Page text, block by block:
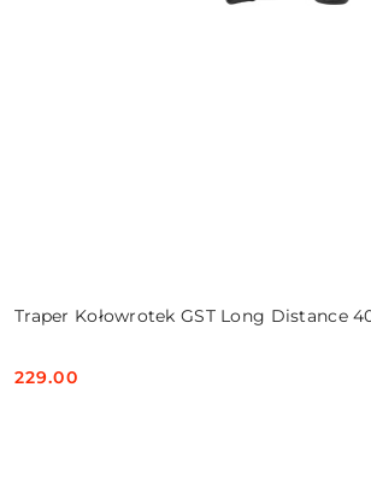
Traper Kołowrotek GST Long Distance
Cena:
229.00